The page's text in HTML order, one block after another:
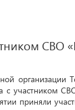
СВО
организации
с участником
приняли